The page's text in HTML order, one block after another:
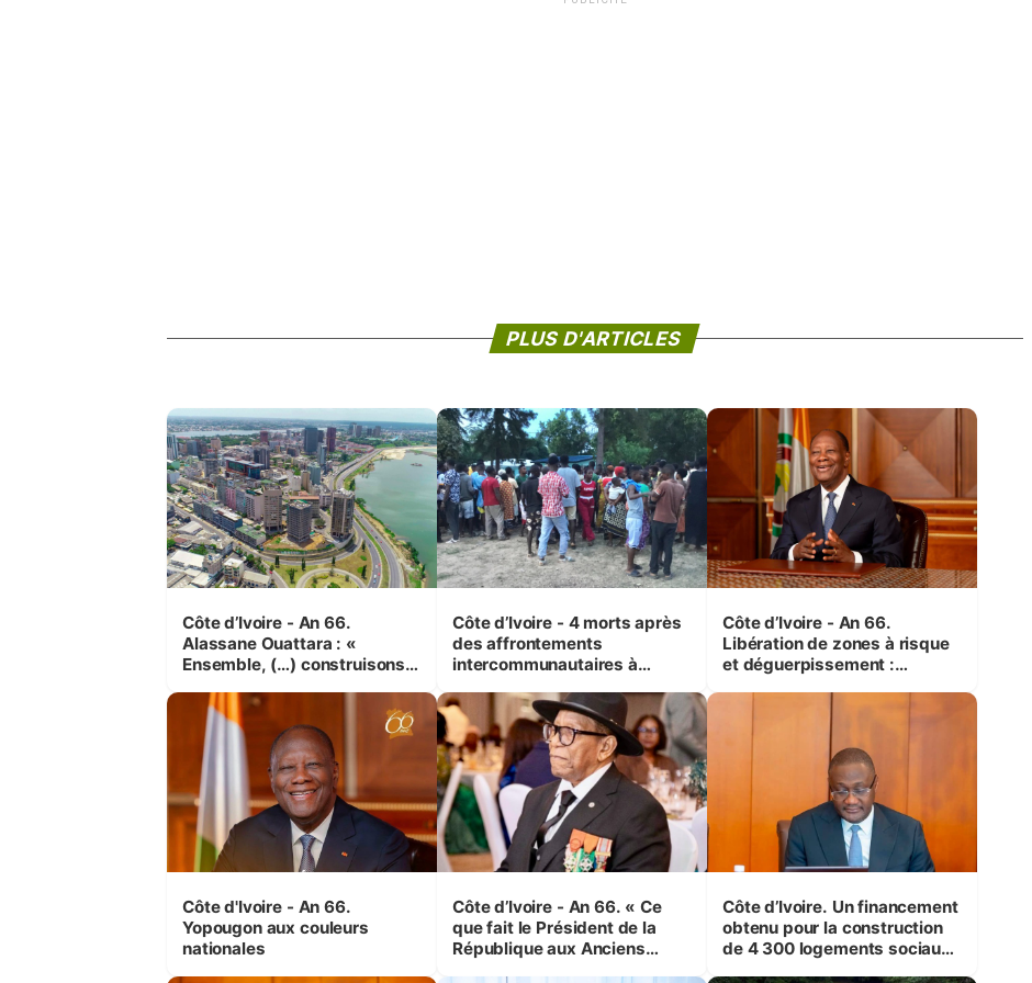
PLUS D'ARTICLES
Côte d’Ivoire - An 66.
Alassane Ouattara : «
Ensemble, (…) construisons
mêmes et pour les
générations futures »
Côte d’Ivoire - 4 morts après
des affrontements
intercommunautaires à
correspondant au milieu des
sinistrés
Côte d’Ivoire - An 66.
Libération de zones à risque
et déguerpissement :
respect de l'Etat de droit pour
préserver les vies humaines
Côte d'Ivoire - An 66.
Yopougon aux couleurs
nationales
Côte d’Ivoire - An 66. « Ce
que fait le Président de la
République aux Anciens
Côte d’Ivoire. Un financement
obtenu pour la construction
de 4 300 logements sociaux